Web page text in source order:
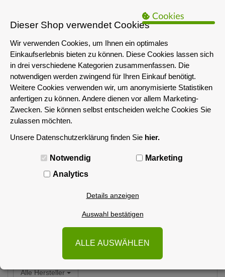
Das servershop-bayern.de Angebot richtet sich nur an
Unternehmen i.S.d. § 14 BGB sowie die öffentliche Hand. Ein Verkauf
an Privatpersonen ist nicht möglich.
MENÜ
Alle Hersteller
Dieser Shop verwendet Cookies
Wir verwenden Cookies, um Ihnen ein optimales
Einkaufserlebnis bieten zu können. Diese Cookies lassen sich
in drei verschiedene Kategorien zusammenfassen. Die
notwendigen werden zwingend für Ihren Einkauf benötigt.
Weitere Cookies verwenden wir, um anonymisierte Statistiken
anfertigen zu können. Andere dienen vor allem Marketing-
Zwecken. Sie können selbst entscheiden welche Cookies Sie
zulassen möchten.
Unsere Datenschutzerklärung finden Sie hier.
Notwendig
Marketing
Analytics
Details anzeigen
Auswahl bestätigen
ALLE AUSWÄHLEN